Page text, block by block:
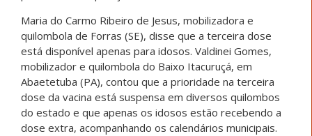
Maria do Carmo Ribeiro de Jesus, mobilizadora e
quilombola de Forras (SE), disse que a terceira dose
está disponível apenas para idosos. Valdinei Gomes,
mobilizador e quilombola do Baixo Itacuruçá, em
Abaetetuba (PA), contou que a prioridade na terceira
dose da vacina está suspensa em diversos quilombos
do estado e que apenas os idosos estão recebendo a
dose extra, acompanhando os calendários municipais.